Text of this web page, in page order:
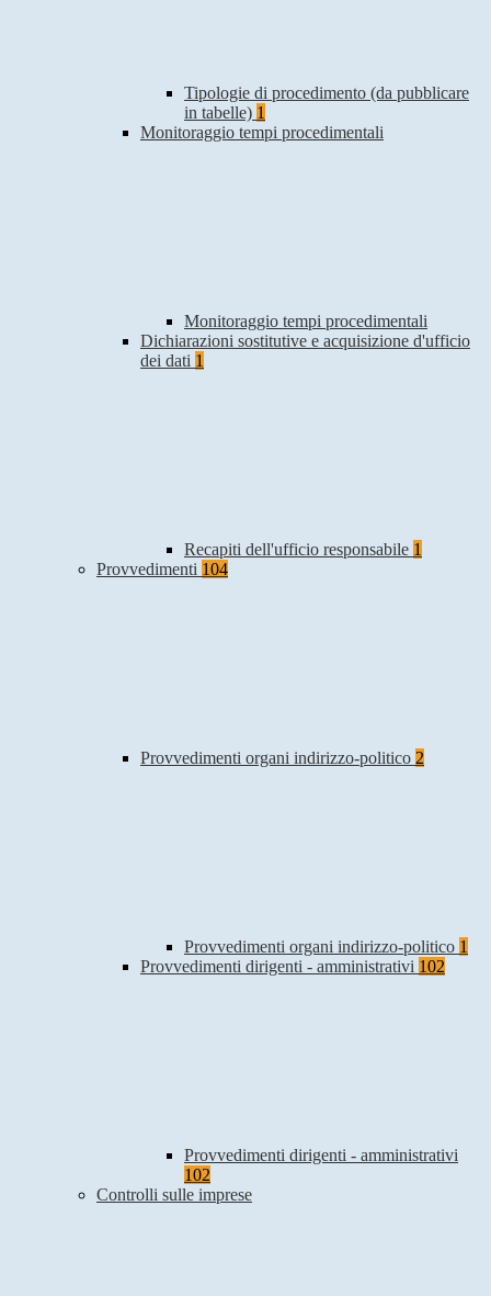
Tipologie di procedimento (da pubblicare
in tabelle) 1
Monitoraggio tempi procedimentali
Monitoraggio tempi procedimentali
Dichiarazioni sostitutive e acquisizione d'ufficio
dei dati 1
Recapiti dell'ufficio responsabile 1
Provvedimenti 104
Provvedimenti organi indirizzo-politico 2
Provvedimenti organi indirizzo-politico 1
Provvedimenti dirigenti - amministrativi 102
Provvedimenti dirigenti - amministrativi
102
Controlli sulle imprese